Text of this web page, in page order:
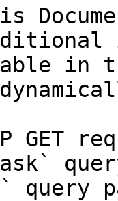
in
GET
query